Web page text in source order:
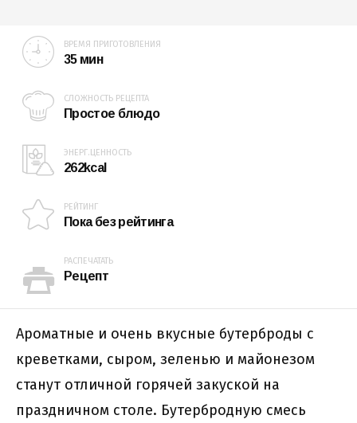
ВРЕМЯ ПРИГОТОВЛЕНИЯ
35 мин
СЛОЖНОСТЬ РЕЦЕПТА
Простое блюдо
ЭНЕРГ.ЦЕННОСТЬ
262kcal
РЕЙТИНГ
Пока без рейтинга
РАСПЕЧАТАТЬ
Рецепт
Ароматные и очень вкусные бутерброды с
креветками, сыром, зеленью и майонезом
станут отличной горячей закуской на
праздничном столе. Бутербродную смесь